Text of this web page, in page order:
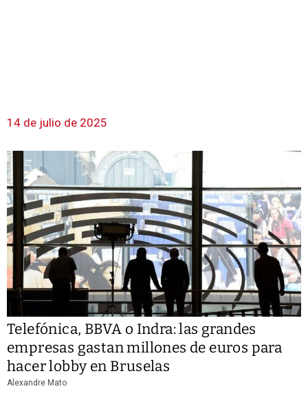
14 de julio de 2025
Telefónica, BBVA o Indra: las grandes
empresas gastan millones de euros para
hacer lobby en Bruselas
Alexandre Mato